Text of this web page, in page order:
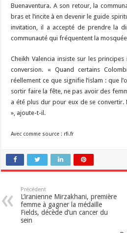
Buenaventura. A son retour, la
bras et l’incite à en devenir le guide
invitation, il a accepté de prendre la
communauté qui fréquentent la
Cheikh Valencia insiste sur les
conversion. « Quand certains
réellement ce que signifie l’islam : que
sortir faire la fête, ne pas avoir des
a été plus dur pour eux de se convertir.
», ajoute-t-il.
Avec comme source : rfi.fr
Précédent
L’iranienne Mirzakhani, première
femme à gagner la médaille
Fields, décède d’un cancer du
sein